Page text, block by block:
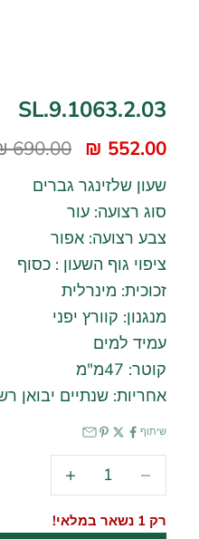
SL.9.1063.2.03
552.00 ₪
690.00 ₪
שעון שלזינגר גברים
סוג רצועה: עור
צבע רצועה: אפור
ציפוי גוף השעון : כסוף
זכוכית: מינרלית
מנגנון: קוורץ יפני
עמיד למים
קוטר: 47מ"מ
אחריות: שנתיים יבואן
שיתוף
הקטנת הכמותהגדלת הכמות
רק 1 נשאר במלאי!